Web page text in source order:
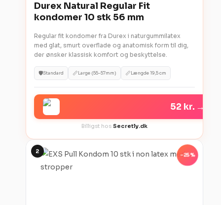
Durex Natural Regular Fit
kondomer 10 stk 56 mm
Regular fit kondomer fra Durex i naturgummilatex
med glat, smurt overflade og anatomisk form til dig,
der ønsker klassisk komfort og beskyttelse.
🛡️Standard 📏Large (55-57mm) 📏Længde 19,5 cm
52 kr. →
Billigst hos Secretly.dk
2
-25%